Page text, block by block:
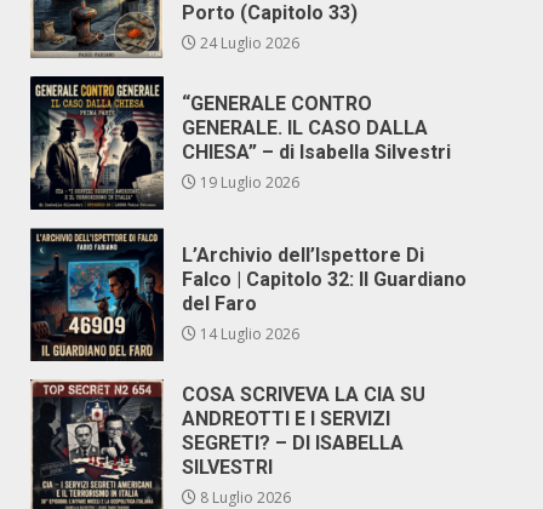
Porto (Capitolo 33)
24 Luglio 2026
“GENERALE CONTRO
GENERALE. IL CASO DALLA
CHIESA” – di Isabella Silvestri
19 Luglio 2026
L’Archivio dell’Ispettore Di
Falco | Capitolo 32: Il Guardiano
del Faro
14 Luglio 2026
COSA SCRIVEVA LA CIA SU
ANDREOTTI E I SERVIZI
SEGRETI? – DI ISABELLA
SILVESTRI
8 Luglio 2026